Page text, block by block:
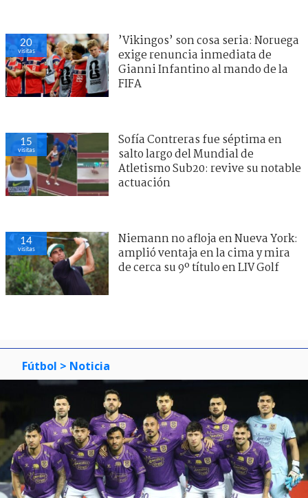
20
visitas
’Vikingos’ son cosa seria: Noruega
exige renuncia inmediata de
Gianni Infantino al mando de la
FIFA
15
visitas
Sofía Contreras fue séptima en
salto largo del Mundial de
Atletismo Sub20: revive su notable
actuación
14
visitas
Niemann no afloja en Nueva York:
amplió ventaja en la cima y mira
de cerca su 9º título en LIV Golf
Fútbol > Noticia